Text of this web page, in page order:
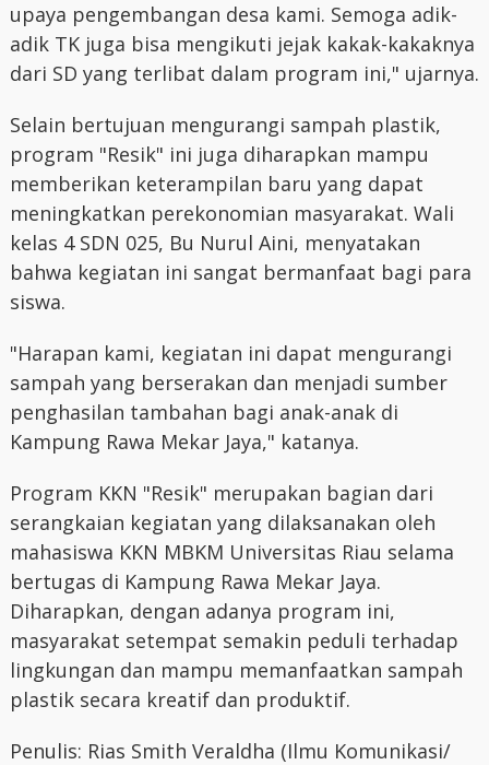
upaya pengembangan desa kami. Semoga adik-
adik TK juga bisa mengikuti jejak kakak-kakaknya
dari SD yang terlibat dalam program ini," ujarnya.
Selain bertujuan mengurangi sampah plastik,
program "Resik" ini juga diharapkan mampu
memberikan keterampilan baru yang dapat
meningkatkan perekonomian masyarakat. Wali
kelas 4 SDN 025, Bu Nurul Aini, menyatakan
bahwa kegiatan ini sangat bermanfaat bagi para
siswa.
"Harapan kami, kegiatan ini dapat mengurangi
sampah yang berserakan dan menjadi sumber
penghasilan tambahan bagi anak-anak di
Kampung Rawa Mekar Jaya," katanya.
Program KKN "Resik" merupakan bagian dari
serangkaian kegiatan yang dilaksanakan oleh
mahasiswa KKN MBKM Universitas Riau selama
bertugas di Kampung Rawa Mekar Jaya.
Diharapkan, dengan adanya program ini,
masyarakat setempat semakin peduli terhadap
lingkungan dan mampu memanfaatkan sampah
plastik secara kreatif dan produktif.
Penulis: Rias Smith Veraldha (Ilmu Komunikasi/